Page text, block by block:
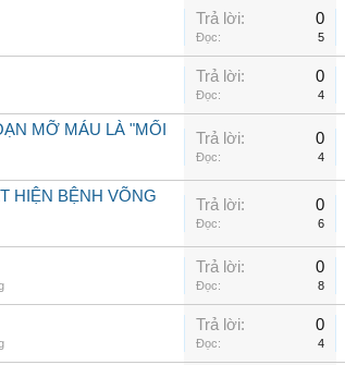
Trả lời: 0
Đọc: 5
Trả lời: 0
Đọc: 4
MỠ MÁU LÀ "MỐI
Trả lời: 0
Đọc: 4
HIỆN BỆNH VÕNG
Trả lời: 0
Đọc: 6
Trả lời: 0
Đọc: 8
Trả lời: 0
Đọc: 4